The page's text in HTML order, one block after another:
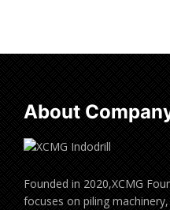
About
Founded in 2020,XCMG
focuses on piling